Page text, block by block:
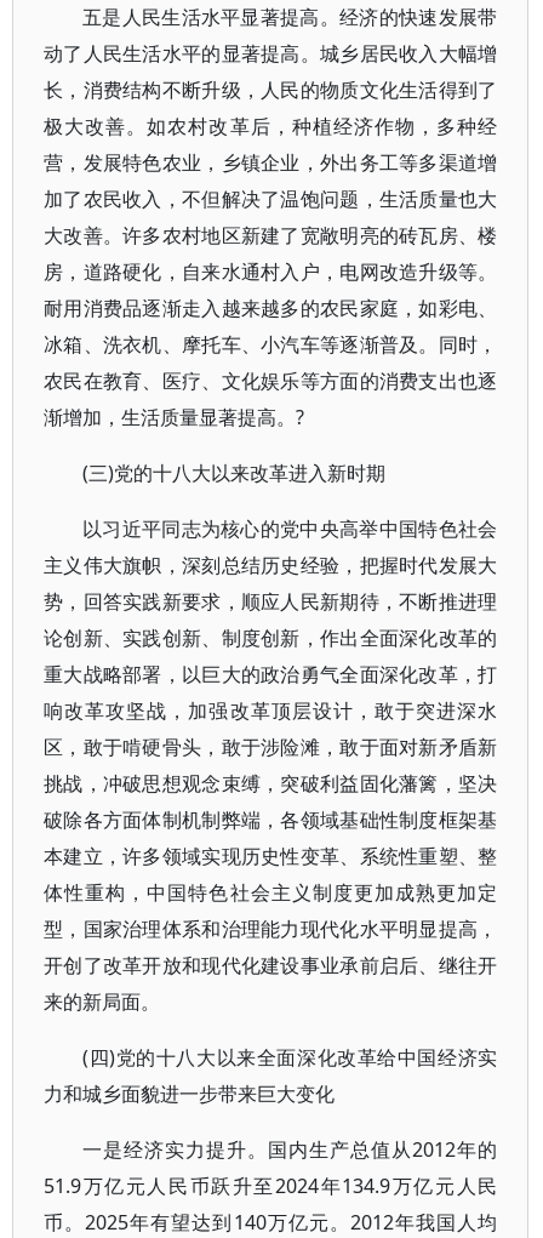
五是人民生活水平显著提高。经济的快速发展带
动了人民生活水平的显著提高。城乡居民收入大幅增
长，消费结构不断升级，人民的物质文化生活得到了
极大改善。如农村改革后，种植经济作物，多种经
营，发展特色农业，乡镇企业，外出务工等多渠道增
加了农民收入，不但解决了温饱问题，生活质量也大
大改善。许多农村地区新建了宽敞明亮的砖瓦房、楼
房，道路硬化，自来水通村入户，电网改造升级等。
耐用消费品逐渐走入越来越多的农民家庭，如彩电、
冰箱、洗衣机、摩托车、小汽车等逐渐普及。同时，
农民在教育、医疗、文化娱乐等方面的消费支出也逐
渐增加，生活质量显著提高。?
(三)党的十八大以来改革进入新时期
以习近平同志为核心的党中央高举中国特色社会
主义伟大旗帜，深刻总结历史经验，把握时代发展大
势，回答实践新要求，顺应人民新期待，不断推进理
论创新、实践创新、制度创新，作出全面深化改革的
重大战略部署，以巨大的政治勇气全面深化改革，打
响改革攻坚战，加强改革顶层设计，敢于突进深水
区，敢于啃硬骨头，敢于涉险滩，敢于面对新矛盾新
挑战，冲破思想观念束缚，突破利益固化藩篱，坚决
破除各方面体制机制弊端，各领域基础性制度框架基
本建立，许多领域实现历史性变革、系统性重塑、整
体性重构，中国特色社会主义制度更加成熟更加定
型，国家治理体系和治理能力现代化水平明显提高，
开创了改革开放和现代化建设事业承前启后、继往开
来的新局面。
(四)党的十八大以来全面深化改革给中国经济实
力和城乡面貌进一步带来巨大变化
一是经济实力提升。国内生产总值从2012年的
51.9万亿元人民币跃升至2024年134.9万亿元人民
币。2025年有望达到140万亿元。2012年我国人均